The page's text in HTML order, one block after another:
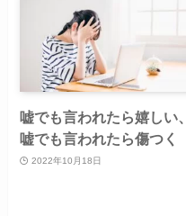
嘘でも言われたら嬉しい、
嘘でも言われたら傷つく
2022年10月18日